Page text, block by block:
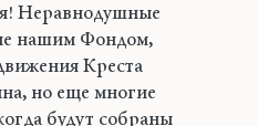
Неравнодушные
нашим Фондом,
Креста
но еще многие
будут собраны